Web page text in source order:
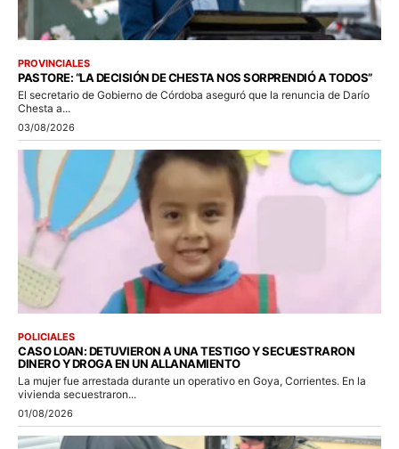
PROVINCIALES
PASTORE: “LA DECISIÓN DE CHESTA NOS SORPRENDIÓ A TODOS”
El secretario de Gobierno de Córdoba aseguró que la renuncia de Darío
Chesta a...
03/08/2026
POLICIALES
CASO LOAN: DETUVIERON A UNA TESTIGO Y SECUESTRARON
DINERO Y DROGA EN UN ALLANAMIENTO
La mujer fue arrestada durante un operativo en Goya, Corrientes. En la
vivienda secuestraron...
01/08/2026